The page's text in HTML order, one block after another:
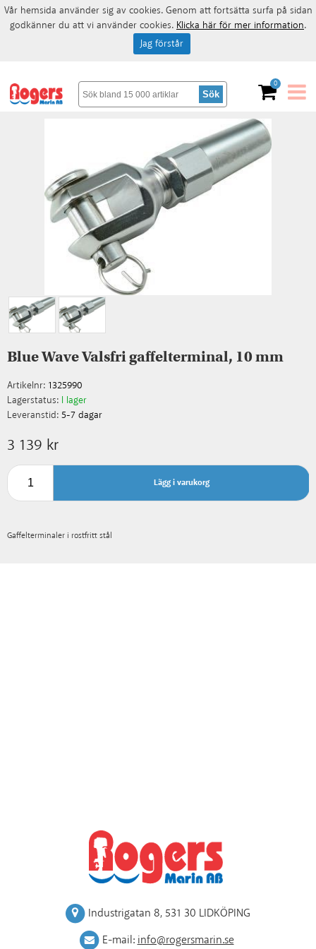
0
Blue Wave Valsfri gaffelterminal, 10 mm
Artikelnr: 1325990
Lagerstatus: I lager
Leveranstid: 5-7 dagar
3 139 kr
Lägg i varukorg
Gaffelterminaler i rostfritt stål
Industrigatan 8, 531 30 LIDKÖPING
E-mail:info@rogersmarin.se
Vår hemsida använder sig av cookies. Genom att fortsätta surfa på sidan
godkänner du att vi använder cookies. Klicka här för mer information.
Jag förstår